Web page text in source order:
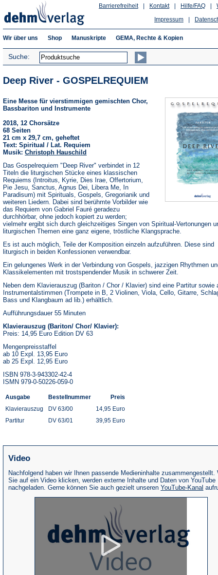
Hilfe/FAQ
Kontakt
Barrierefreiheit
Impressum
Wir über uns Shop Manuskripte GEMA, Rechte & Kopien
Suche:
Deep River - GOSPELREQUIEM
Eine Messe für vierstimmigen gemischten Chor,
Bassbariton und Instrumente
2018, 12 Chorsätze
68 Seiten
21 cm x 29,7 cm, geheftet
Text: Spiritual / Lat. Requiem
Musik: Christoph Hauschild
Das Gospelrequiem "Deep River" verbindet in 12
Titeln die liturgischen Stücke eines klassischen
Requiems (Introitus, Kyrie, Dies Irae, Offertorium,
Pie Jesu, Sanctus, Agnus Dei, Libera Me, In
Paradisum) mit Spirituals, Gospels, Gregorianik und
weiteren Liedern. Dabei sind berühmte Vorbilder wie
das Requiem von Gabriel Fauré geradezu
durchhörbar, ohne jedoch kopiert zu werden;
vielmehr ergibt sich durch gleichzeitiges Singen von Spiritual-Vertonungen
liturgischen Themen eine ganz eigene, tröstliche Klangsprache.
Es ist auch möglich, Teile der Komposition einzeln aufzuführen. Diese sind
liturgisch in beiden Konfessionen verwendbar.
Ein gelungenes Werk in der Verbindung von Gospels, jazzigen Rhythmen
Klassikelementen mit trostspendender Musik in schwerer Zeit.
Neben dem Klavierauszug (Bariton / Chor / Klavier) sind eine Partitur sowie
Instrumentalstimmen (Trompete in B, 2 Violinen, Viola, Cello, Gitarre,
Bass und Klangbaum ad lib.) erhältlich.
Aufführungsdauer 55 Minuten
Klavierauszug (Bariton/ Chor/ Klavier):
Preis: 14,95 Euro Edition DV 63
Mengenpreisstaffel
ab 10 Expl. 13,95 Euro
ab 25 Expl. 12,95 Euro
ISBN 978-3-943302-42-4
ISMN 979-0-50226-059-0
Ausgabe Bestellnummer
Preis
Klavierauszug
DV 63/00
14,95 Euro
Partitur
DV 63/01 39,95 Euro
Video
Nachfolgend haben wir Ihnen passende Medieninhalte zusammengestellt.
Sie auf ein Video klicken, werden externe Inhalte und Daten von YouTube
nachgeladen. Gerne können Sie auch gezielt unseren YouTube-Kanal